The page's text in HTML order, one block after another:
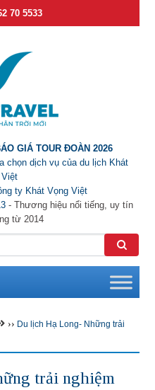
70 5533
GIÁ TOUR ĐOÀN 2026
chọn dịch vụ của du lịch Khát
ty Khát Vọng Việt
- Thương hiệu nổi tiếng, uy tín
từ 2014
›› Du lịch Hạ Long- Những trải
trải nghiệm